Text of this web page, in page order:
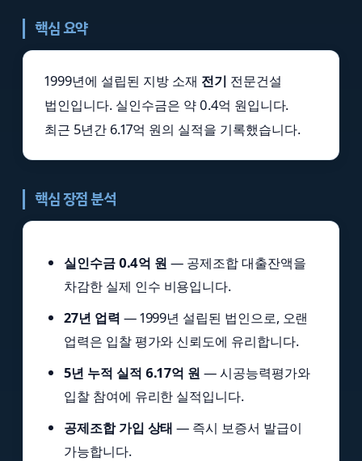
핵심 요약
1999년에 설립된 지방 소재 전기 전문건설
법인입니다. 실인수금은 약 0.4억 원입니다.
최근 5년간 6.17억 원의 실적을 기록했습니다.
핵심 장점 분석
실인수금 0.4억 원 — 공제조합 대출잔액을
차감한 실제 인수 비용입니다.
27년 업력 — 1999년 설립된 법인으로, 오랜
업력은 입찰 평가와 신뢰도에 유리합니다.
5년 누적 실적 6.17억 원 — 시공능력평가와
입찰 참여에 유리한 실적입니다.
공제조합 가입 상태 — 즉시 보증서 발급이
가능합니다.